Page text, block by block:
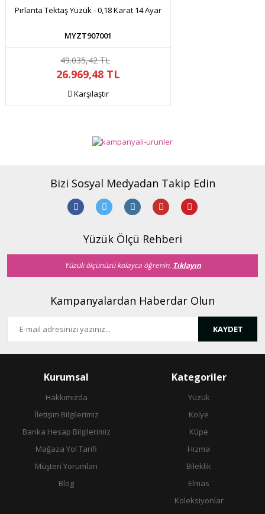
Pırlanta Tektaş Yüzük - 0,18 Karat 14 Ayar
MYZT907001
49.035,42 TL
26.969,48 TL
Karşılaştır
Bizi Sosyal Medyadan Takip Edin
Yüzük Ölçü Rehberi
Yüzük ölçünüzü kolayca öğrenin, Tıklayın
Kampanyalardan Haberdar Olun
KAYDET
Kurumsal
Hakkımızda
İletişim Bilgilerimiz
Banka Hesap Bilgilerimiz
Mağaza Yol Tarifi
Müşteri Yorumları
Blog
Kategoriler
Yüzük
Kolye
Küpe
Hızma
Bileklik
Elmas
Koleksiyonlar